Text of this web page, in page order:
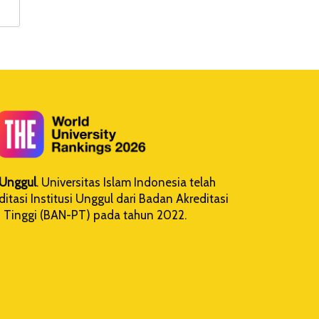
. Universitas Islam Indonesia telah
Institusi Unggul dari Badan Akreditasi
Tinggi (BAN-PT) pada tahun 2022.